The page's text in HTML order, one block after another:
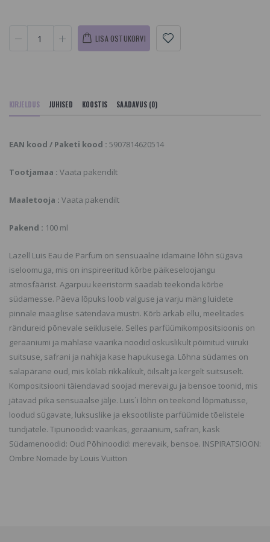
LISA OSTUKORVI
KIRJELDUS JUHISED KOOSTIS SAADAVUS (0)
EAN kood / Paketi kood : 5907814620514
Tootjamaa : Vaata pakendilt
Maaletooja : Vaata pakendilt
Pakend : 100 ml
Lazell Luis Eau de Parfum on sensuaalne idamaine lõhn sügava
iseloomuga, mis on inspireeritud kõrbe päikeseloojangu
atmosfäärist. Agarpuu keeristorm saadab teekonda kõrbe
südamesse. Päeva lõpuks loob valguse ja varju mäng luidete
pinnale maagilise sätendava mustri. Kõrb ärkab ellu, meelitades
rändureid põnevale seiklusele. Selles parfüümikompositsioonis on
geraaniumi ja mahlase vaarika noodid oskuslikult põimitud viiruki
suitsuse, safrani ja nahkja kase hapukusega. Lõhna südames on
salapärane oud, mis kõlab rikkalikult, õilsalt ja kergelt suitsuselt.
Kompositsiooni täiendavad soojad merevaigu ja bensoe toonid, mis
jätavad pika sensuaalse jälje. Luis´i lõhn on teekond lõpmatusse,
loodud sügavate, luksuslike ja eksootiliste parfüümide tõelistele
tundjatele. Tipunoodid: vaarikas, geraanium, safran, kask
Südamenoodid: Oud Põhinoodid: merevaik, bensoe. INSPIRATSIOON:
Ombre Nomade by Louis Vuitton